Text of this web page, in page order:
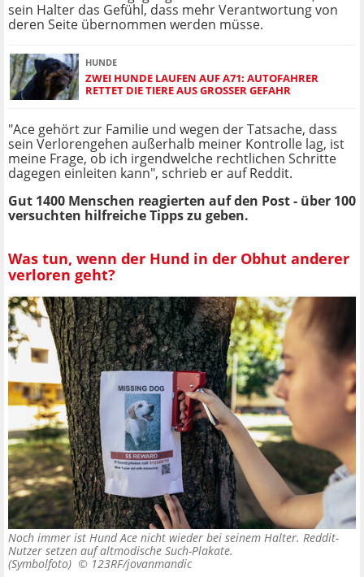
sein Halter das Gefühl, dass mehr Verantwortung von
deren Seite übernommen werden müsse.
HUNDE
ZWEI HUNDE LAUFEN AUF A71: AUTOFAHRER
RETTET DIE TIERE AUS GROSSER GEFAHR
"Ace gehört zur Familie und wegen der Tatsache, dass
sein Verlorengehen außerhalb meiner Kontrolle lag, ist
meine Frage, ob ich irgendwelche rechtlichen Schritte
dagegen einleiten kann", schrieb er auf Reddit.
Gut 1400 Menschen reagierten auf den Post - über 100
versuchten hilfreiche Tipps zu geben.
Was tun, wenn der Hund in der Obhut anderer
verloren geht?
Noch immer ist Hund Ace nicht wieder bei seinem Halter. Reddit-
Nutzer setzen auf altmodische Such-Plakate.
(Symbolfoto) © 123RF/jovanmandic